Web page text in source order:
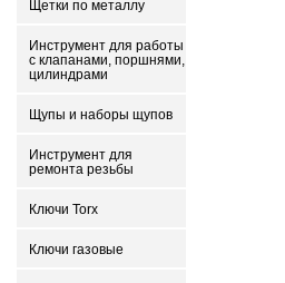
Щетки по металлу
Инструмент для работы
с клапанами, поршнями,
цилиндрами
Щупы и наборы щупов
Инструмент для
ремонта резьбы
Ключи Torx
Ключи газовые